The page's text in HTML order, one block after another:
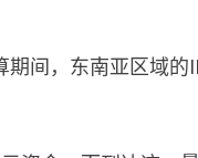
间，东南亚区域的